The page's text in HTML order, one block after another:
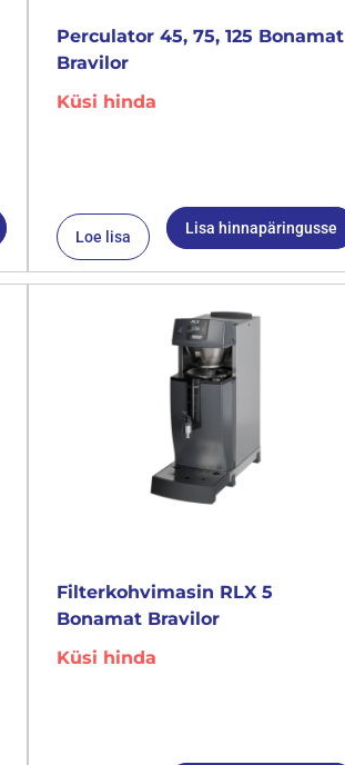
Perculator 45, 75, 125 Bonamat
Bravilor
Küsi hinda
Loe lisa Lisa hinnapäringusse
Filterkohvimasin RLX 5
Bonamat Bravilor
Küsi hinda